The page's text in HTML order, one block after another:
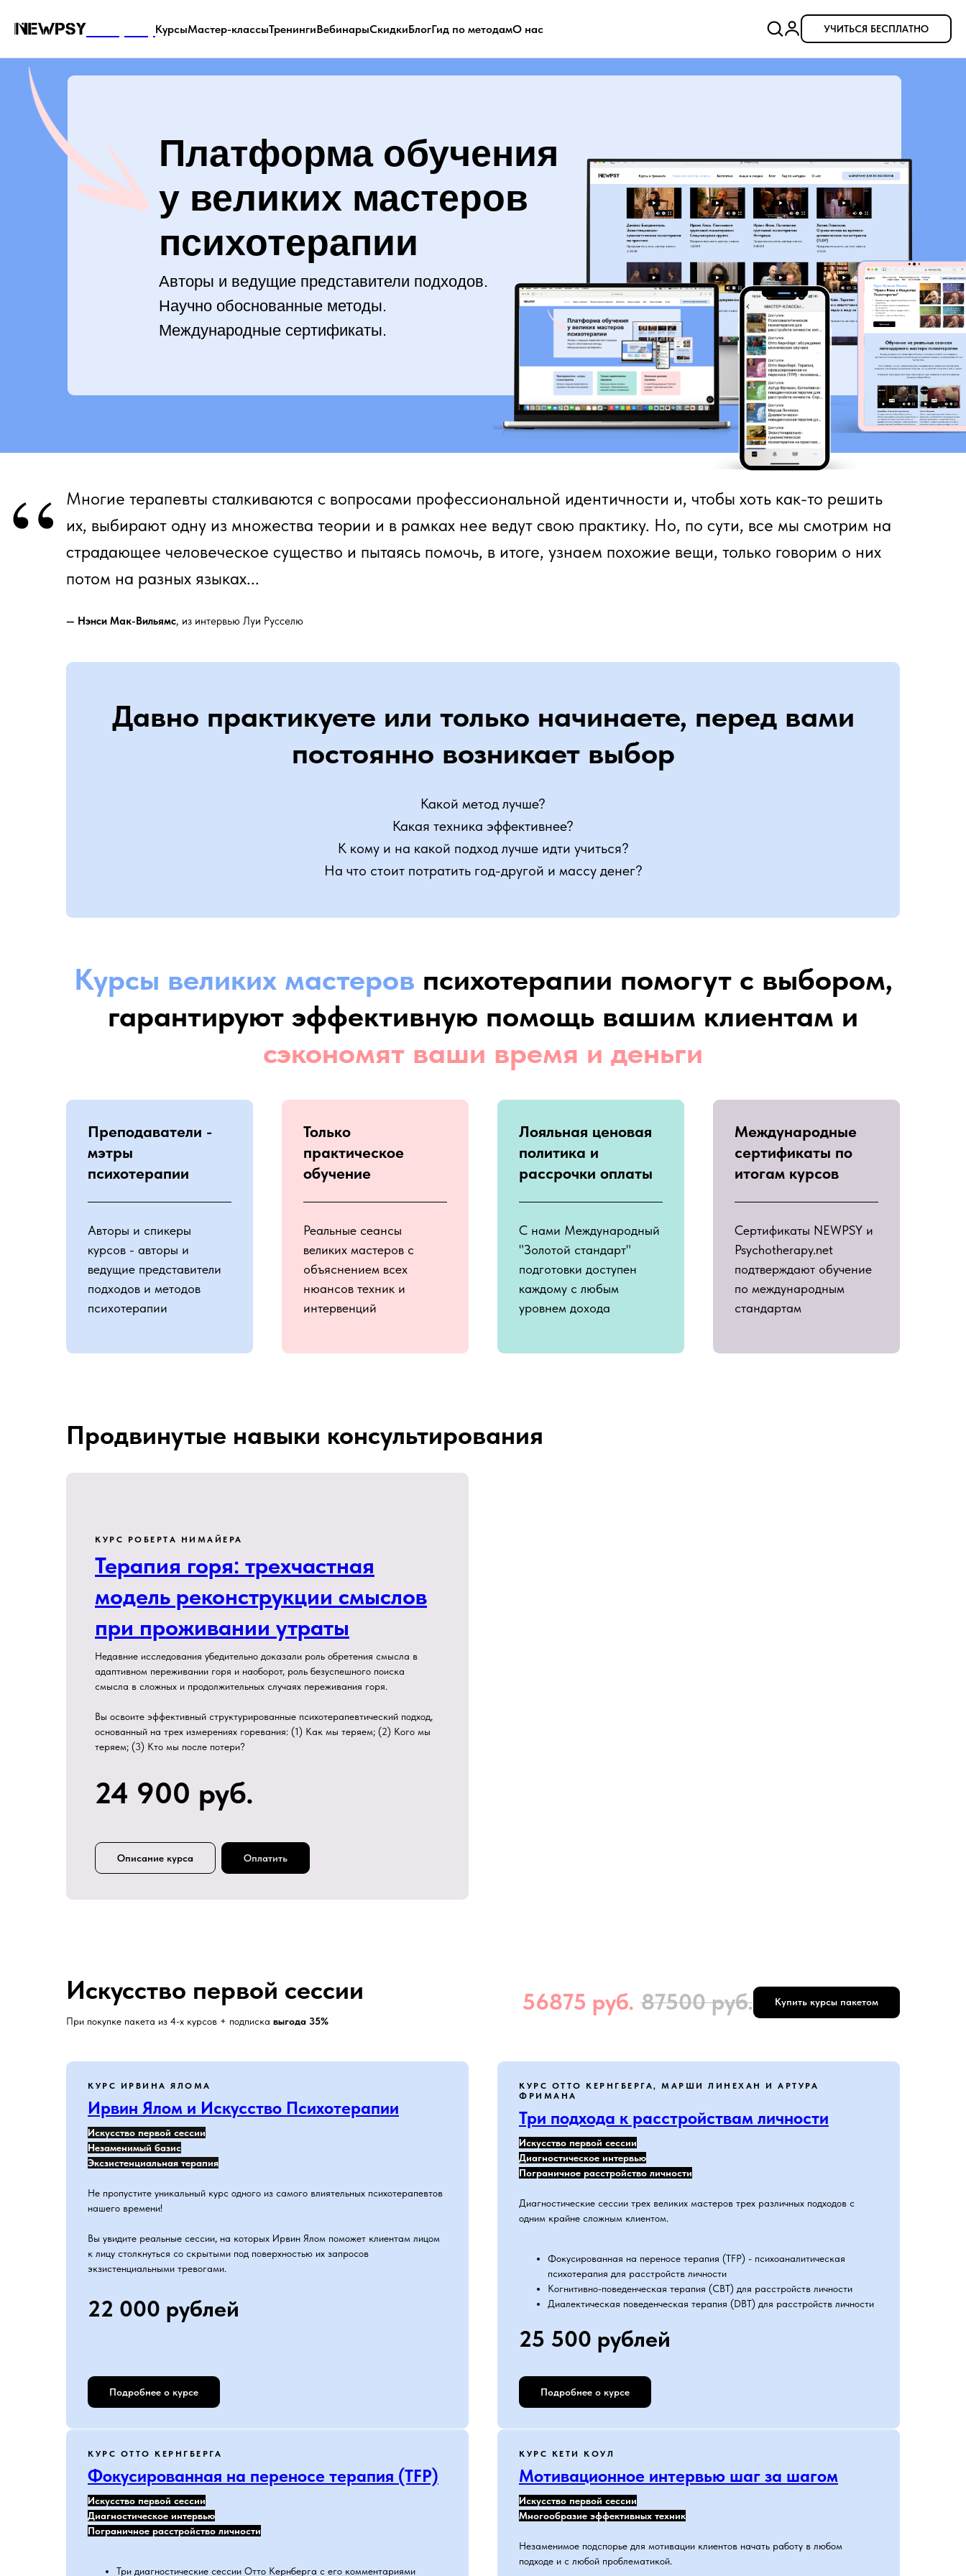
КурсыМастер-классыТренингиВебинарыСкидкиБлогГид по методамО нас УЧИТЬСЯ БЕСПЛАТНО
Платформа обучения
у великих мастеров
психотерапии
Авторы и ведущие представители подходов.
Научно обоснованные методы.
Международные сертификаты.
“
Многие терапевты сталкиваются с вопросами профессиональной идентичности и, чтобы хоть как-то решить
их, выбирают одну из множества теории и в рамках нее ведут свою практику. Но, по сути, все мы смотрим на
страдающее человеческое существо и пытаясь помочь, в итоге, узнаем похожие вещи, только говорим о них
потом на разных языках...
— Нэнси Мак-Вильямс, из интервью Луи Русселю
Давно практикуете или только начинаете, перед вами
постоянно возникает выбор
Какой метод лучше?
Какая техника эффективнее?
К кому и на какой подход лучше идти учиться?
На что стоит потратить год-другой и массу денег?
Курсы великих мастеров психотерапии помогут с выбором,
гарантируют эффективную помощь вашим клиентам и
сэкономят ваши время и деньги
Преподаватели -
мэтры
психотерапии
Авторы и спикеры
курсов - авторы и
ведущие представители
подходов и методов
психотерапии
Только
практическое
обучение
Реальные сеансы
великих мастеров с
объяснением всех
нюансов техник и
интервенций
Лояльная ценовая
политика и
рассрочки оплаты
С нами Международный
"Золотой стандарт"
подготовки доступен
каждому с любым
уровнем дохода
Международные
сертификаты по
итогам курсов
Сертификаты NEWPSY и
Psychotherapy.net
подтверждают обучение
по международным
стандартам
Продвинутые навыки консультирования
КУРС РОБЕРТА НИМАЙЕРА
Терапия горя: трехчастная
модель реконструкции смыслов
при проживании утраты
Недавние исследования убедительно доказали роль обретения смысла в
адаптивном переживании горя и наоборот, роль безуспешного поиска
смысла в сложных и продолжительных случаях переживания горя.
Вы освоите эффективный структурированные психотерапевтический подход,
основанный на трех измерениях горевания: (1) Как мы теряем; (2) Кого мы
теряем; (3) Кто мы после потери?
24 900 руб.
Описание курса Оплатить
Искусство первой сессии
При покупке пакета из 4-х курсов + подписка выгода 35%
56875 руб. 87500 руб. Купить курсы пакетом
КУРС ИРВИНА ЯЛОМА
Ирвин Ялом и Искусство Психотерапии
Искусство первой сессии
Незаменимый базис
Эксзистенциальная терапия
Не пропустите уникальный курс одного из самого влиятельных психотерапевтов
нашего времени!
Вы увидите реальные сессии, на которых Ирвин Ялом поможет клиентам лицом
к лицу столкнуться со скрытыми под поверхностью их запросов
экзистенциальными тревогами.
22 000 рублей
Подробнее о курсе
КУРС ОТТО КЕРНГБЕРГА, МАРШИ ЛИНЕХАН И АРТУРА
ФРИМАНА
Три подхода к расстройствам личности
Искусство первой сессии
Диагностическое интервью
Пограничное расстройство личности
Диагностические сессии трех великих мастеров трех различных подходов с
одним крайне сложным клиентом.
Фокусированная на переносе терапия (TFP) - психоаналитическая
психотерапия для расстройств личности
Когнитивно-поведенческая терапия (CBT) для расстройств личности
Диалектическая поведенческая терапия (DBT) для расстройств личности
25 500 рублей
Подробнее о курсе
КУРС ОТТО КЕРНГБЕРГА
Фокусированная на переносе терапия (TFP)
Искусство первой сессии
Диагностическое интервью
Пограничное расстройство личности
Три диагностические сессии Отто Кернберга с его комментариями
КУРС КЕТИ КОУЛ
Мотивационное интервью шаг за шагом
Искусство первой сессии
Многообразие эффективных техник
Незаменимое подспорье для мотивации клиентов начать работу в любом
подходе и с любой проблематикой.